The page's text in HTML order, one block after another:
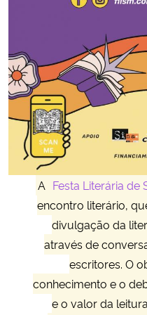
Secretaria de Governo
Gabinete de Segurança Institucional
Advocacia-Geral da União
Banco Central do Brasil
A Festa Literária de
encontro literário,
divulgação da
através de
escritores. O
conhecimento e o
e o valor da